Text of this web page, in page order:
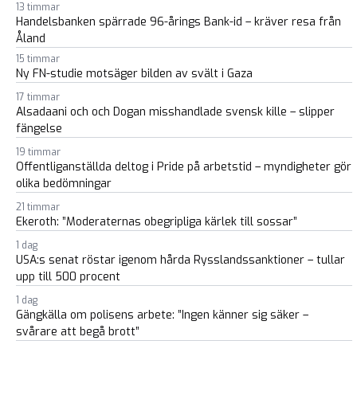
13 timmar
Handelsbanken spärrade 96-årings Bank-id – kräver resa från
Åland
15 timmar
Ny FN-studie motsäger bilden av svält i Gaza
17 timmar
Alsadaani och och Dogan misshandlade svensk kille – slipper
fängelse
19 timmar
Offentliganställda deltog i Pride på arbetstid – myndigheter gör
olika bedömningar
21 timmar
Ekeroth: ”Moderaternas obegripliga kärlek till sossar”
1 dag
USA:s senat röstar igenom hårda Rysslandssanktioner – tullar
upp till 500 procent
1 dag
Gängkälla om polisens arbete: ”Ingen känner sig säker –
svårare att begå brott”